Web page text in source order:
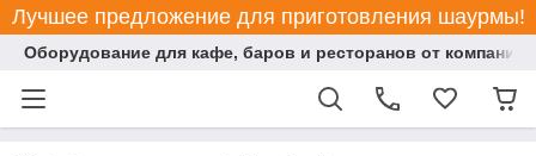
Лучшее предложение для приготовления шаурмы!
Оборудование для кафе, баров и ресторанов от компании